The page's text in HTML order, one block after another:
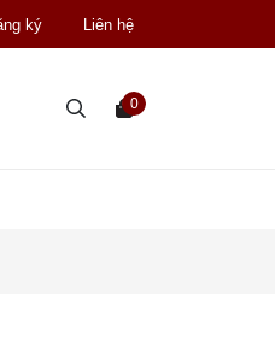
ký Liên hệ
0